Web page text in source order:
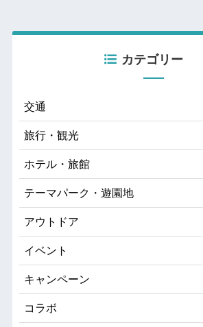
カテゴリー
交通
旅行・観光
ホテル・旅館
テーマパーク・遊園地
アウトドア
イベント
キャンペーン
コラボ